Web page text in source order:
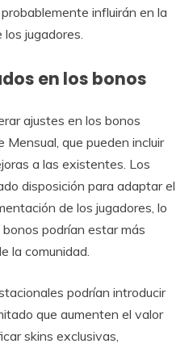
influirán en la
jugadores.
en los bonos
ajustes en los bonos
que pueden incluir
a las existentes. Los
disposición para adaptar el
de los jugadores, lo
podrían estar más
la comunidad.
podrían introducir
que aumenten el valor
skins exclusivas,